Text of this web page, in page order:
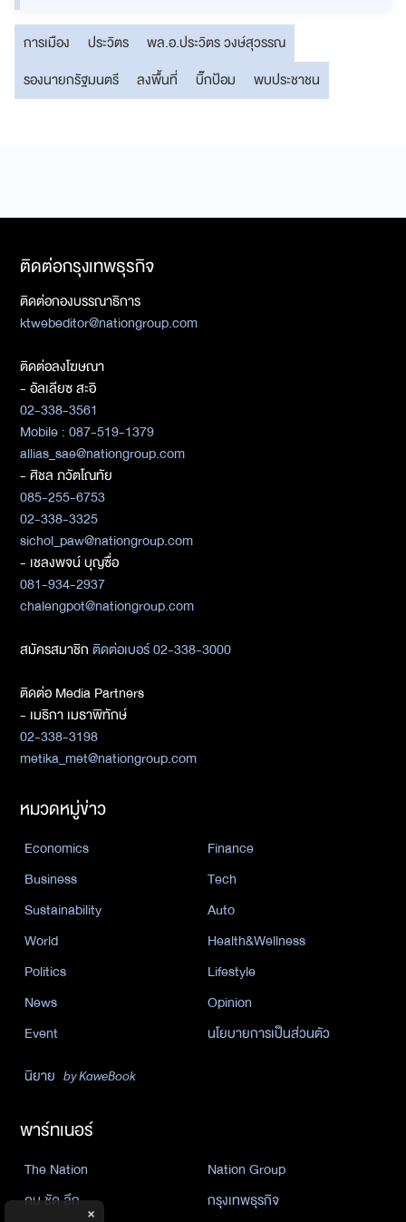
การเมือง ประวิตร
พล.อ.ประวิตร วงษ์สุวรรณ
รองนายกรัฐมนตรี
ลงพื้นที่ บิ๊กป้อม พบประชาชน
ติดต่อกรุงเทพธุรกิจ
ติดต่อกองบรรณาธิการ
ktwebeditor@nationgroup.com
ติดต่อลงโฆษณา
- อัลเลียซ สะอิ
02-338-3561
Mobile : 087-519-1379
allias_sae@nationgroup.com
- ศิชล ภวัตโณทัย
085-255-6753
02-338-3325
sichol_paw@nationgroup.com
- เชลงพจน์ บุญซื่อ
081-934-2937
chalengpot@nationgroup.com
สมัครสมาชิกติดต่อเบอร์ 02-338-3000
ติดต่อ Media Partners
- เมธิกา เมธาพิทักษ์
02-338-3198
metika_met@nationgroup.com
หมวดหมู่ข่าว
Economics
Finance
Business
Tech
Sustainability
Auto
World
Health&Wellness
Politics
Lifestyle
News
Opinion
Event
นโยบายการเป็นส่วนตัว
นิยาย by KaweBook
พาร์ทเนอร์
The Nation
Nation Group
คม ชัด ลึก
กรุงเทพธุรกิจ
×